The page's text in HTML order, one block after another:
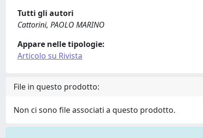
Tutti gli autori
Cattorini, PAOLO MARINO
Appare nelle tipologie:
Articolo su Rivista
File in questo prodotto:
Non ci sono file associati a questo prodotto.